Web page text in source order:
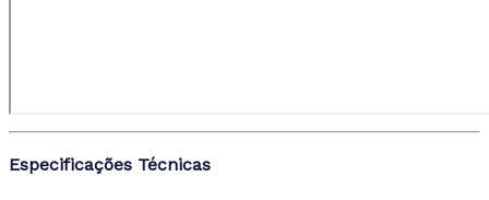
Especificações Técnicas